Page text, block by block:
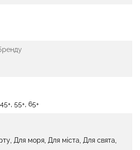
55+, 65+
Для моря, Для міста, Для свята,